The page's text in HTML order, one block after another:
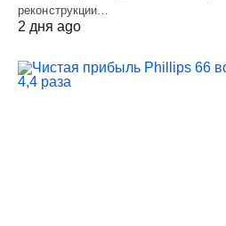
реконструкции…
2 дня ago